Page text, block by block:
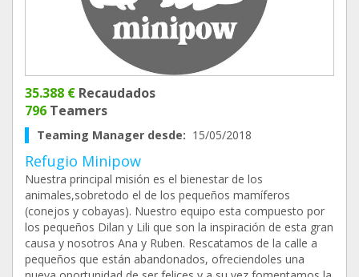
35.388 € Recaudados
796 Teamers
Teaming Manager desde: 15/05/2018
Refugio Minipow
Nuestra principal misión es el bienestar de los
animales,sobretodo el de los pequeños mamíferos
(conejos y cobayas). Nuestro equipo esta compuesto por
los pequeños Dilan y Lili que son la inspiración de esta gran
causa y nosotros Ana y Ruben. Rescatamos de la calle a
pequeños que están abandonados, ofreciendoles una